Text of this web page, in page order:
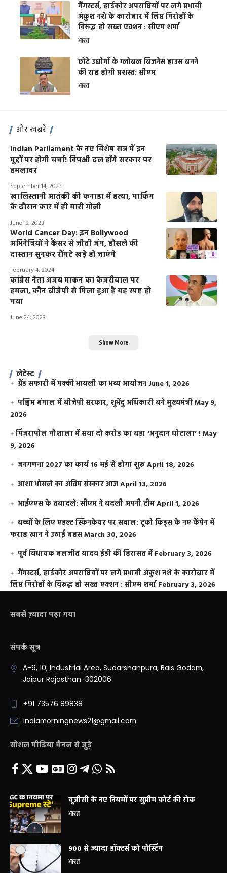
गैंगस्टर्स, हार्डकोर अपराधियों पर लगे प्रभावी
अंकुश नशे के कारोबार में लिप्त गिरोहों के
विरूद्ध हो सख्त एक्शन : सीएम शर्मा
भारत
छोटे उद्योगों के ग्लोबल बिजनेस हाउस बनने
की राह होगी प्रशस्त: सीएम
भारत
और खबरें
Indian Parliament के नए विशेष सत्र में इन
मुद्दों पर होगी चर्चा! विपक्षी दल होंगे सरकार पर
हमलावर
September 14, 2023
खालिस्तानी आतंकी की कनाडा में हत्या, पार्किंग
के दौरान कार में ही मारी गोली
June 19, 2023
World Cancer Day: इन Bollywood
अभिनेत्रियों ने कैंसर से जीती जंग, हौसले की
दास्तान सुनकर रौंगटे खड़े हो जाएंगे
February 4, 2024
कांग्रेस नेता अजय माकन का केजरीवाल पर
हमला, कौन बीजेपी से मिला हुआ है यह स्पष्ट हो
गया
June 24, 2023
Show More
लेटेस्ट
ग्रैंड सफारी में पक्की भायली का भव्य आयोजन June 1, 2026
पश्चिम बंगाल में बीजेपी सरकार, शुभेंदु अधिकारी बने मुख्यमंत्रीMay 9,
2026
​पिंजरापोल गौशाला में सवा दो करोड़ का बड़ा ‘अनुदान घोटाला’ !May
9, 2026
जनगणना 2027 का कार्य 16 मई से होगा शुरूApril 18, 2026
आशा भोसले का अंतिम संस्कार आजApril 13, 2026
आईएएस के तबादले: सीएम ने बदली अपनी टीमApril 1, 2026
बच्चों के लिए एडल्ट स्किनकेयर पर सवाल: टूको किड्स के नए कैंपेन में
फराह खान ने उठाई बहसMarch 30, 2026
पूर्व विधायक बलजीत यादव ईडी की हिरासत में February 3, 2026
गैंगस्टर्स, हार्डकोर अपराधियों पर लगे प्रभावी अंकुश नशे के कारोबार में
लिप्त गिरोहों के विरूद्ध हो सख्त एक्शन : सीएम शर्मा February 3, 2026
सबसे ज़्यादा पढ़ा गया
संपर्क सूत्र
A-9, 10, Industrial Area, Sudarshanpura, Bais Godam,
Jaipur Rajasthan-302006
+91 73576 89838
indiamorningnews21@gmail.com
सोशल मीडिया चैनल से जुड़े
यूजीसी के नए नियमों पर सुप्रीम कोर्ट की रोक
भारत
900 से ज्यादा डॉक्टर्स को पोस्टिंग
भारत